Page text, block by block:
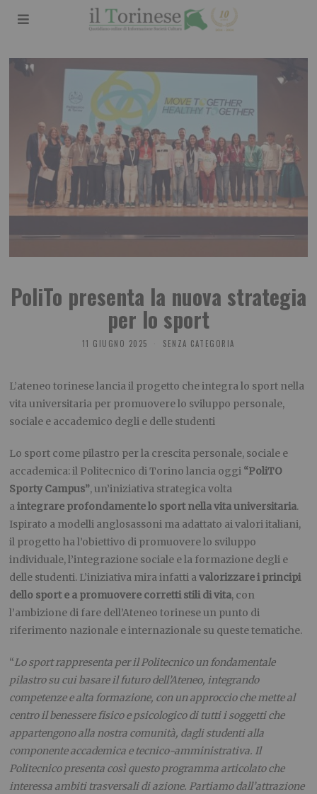
PoliTo presenta la nuova strategia
per lo sport
11 GIUGNO 2025 SENZA CATEGORIA
L’ateneo torineselancia il progetto che integra lo sport nella
vita universitaria per promuovere lo sviluppo personale,
sociale e accademico degli e delle studenti
Lo sport come pilastro per la crescita personale, sociale e
accademica: il Politecnico di Torino lancia oggi “PoliTO
Sporty Campus”, un’iniziativa strategica volta
aintegrare profondamentelo sport nella vita universitaria.
Ispirato a modelli anglosassoni ma adattato ai valori italiani,
il progetto ha l’obiettivo di promuovere lo sviluppo
individuale, l’integrazione sociale e la formazione degli e
delle studenti. L’iniziativa mira infatti avalorizzare i principi
dello sport e a promuovere corretti stili di vita, con
l’ambizione di fare dell’Ateneo torinese un punto di
riferimento nazionale e internazionale su queste tematiche.
“Lo sport rappresenta per il Politecnico un fondamentale
pilastro su cui basare il futuro dell’Ateneo, integrando
competenze e alta formazione, con un approccio che mette al
centro il benessere fisico e psicologico di tutti i soggetti che
appartengono alla nostra comunità, dagli studenti alla
componente accademica e tecnico-amministrativa. Il
Politecnico presenta così questo programma articolato che
interessa ambiti trasversali di azione. Partiamo dall’attrazione